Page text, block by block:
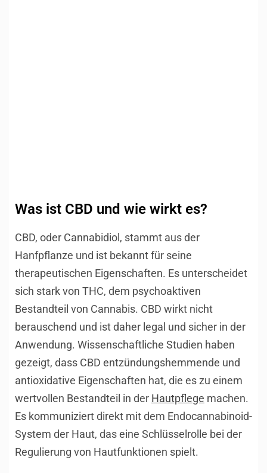
Was ist CBD und wie wirkt es?
CBD, oder Cannabidiol, stammt aus der
Hanfpflanze und ist bekannt für seine
therapeutischen Eigenschaften. Es unterscheidet
sich stark von THC, dem psychoaktiven
Bestandteil von Cannabis. CBD wirkt nicht
berauschend und ist daher legal und sicher in der
Anwendung. Wissenschaftliche Studien haben
gezeigt, dass CBD entzündungshemmende und
antioxidative Eigenschaften hat, die es zu einem
wertvollen Bestandteil in der Hautpflege machen.
Es kommuniziert direkt mit dem Endocannabinoid-
System der Haut, das eine Schlüsselrolle bei der
Regulierung von Hautfunktionen spielt.